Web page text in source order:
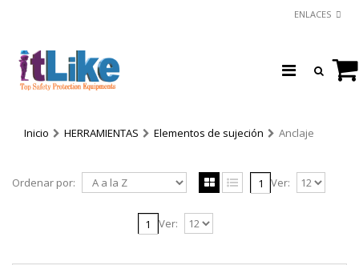
ENLACES
Inicio HERRAMIENTAS Elementos de sujeción Anclaje
Ordenar por: 1 Ver:
1 Ver: